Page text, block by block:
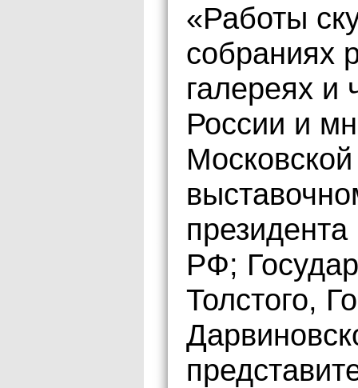
«Работы
собраниях
галереях и
России и
РФ;
Толстого,